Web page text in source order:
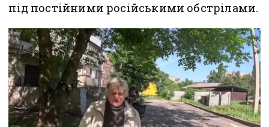
під постійними російськими обстрілами.